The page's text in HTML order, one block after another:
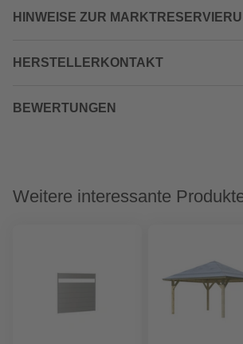
HINWEISE ZUR
HERSTELLERKONTAKT
BEWERTUNGEN
Weitere interessante